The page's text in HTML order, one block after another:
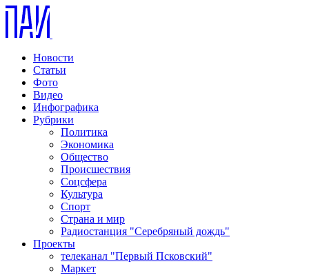
Новости
Статьи
Фото
Видео
Инфографика
Рубрики
Политика
Экономика
Общество
Происшествия
Соцсфера
Культура
Спорт
Страна и мир
Радиостанция "Серебряный дождь"
Проекты
телеканал "Первый Псковский"
Маркет